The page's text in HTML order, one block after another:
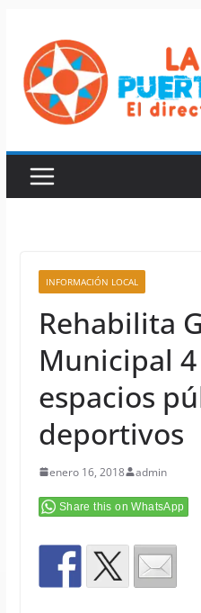
contenido
INFORMACIÓN LOCAL
Rehabilita
Municipal
espacios
deportivos
enero 16, 2018 admin
Share this on WhatsApp